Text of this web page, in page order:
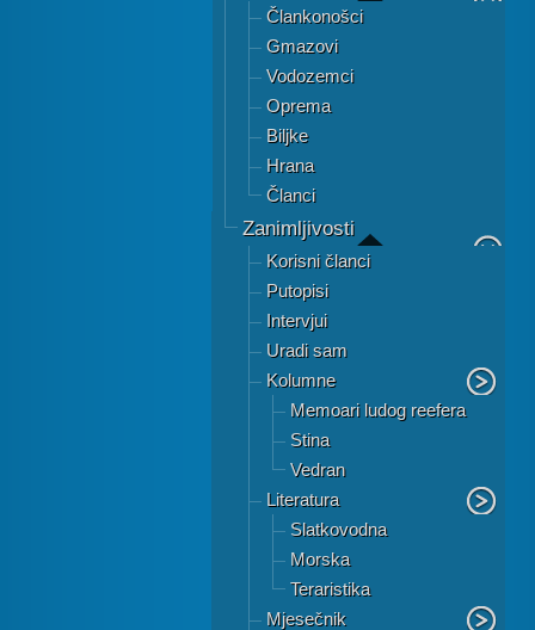
Člankonošci
Gmazovi
Vodozemci
Oprema
Biljke
Hrana
Članci
Zanimljivosti
Korisni članci
Putopisi
Intervjui
Uradi sam
Kolumne
Memoari ludog reefera
Stina
Vedran
Literatura
Slatkovodna
Morska
Teraristika
Mjesečnik